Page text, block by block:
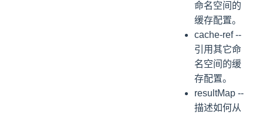
命名空间的
缓存配置。
cache-ref --
引用其它命
名空间的缓
存配置。
resultMap --
描述如何从